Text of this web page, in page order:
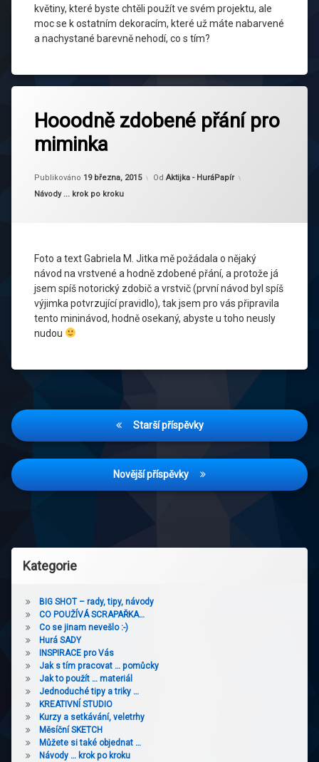
květiny, které byste chtěli použít ve svém projektu, ale
moc se k ostatním dekoracím, které už máte nabarvené
a nachystané barevně nehodí, co s tím?
Hooodně zdobené přání pro
miminka
Publikováno 19 března, 2015
Aktualizováno 19 března, 2015
Od Aktijka - HuráPapír
Kategorie:
Návody ... krok po kroku
Foto a text Gabriela M. Jitka mě požádala o nějaký
návod na vrstvené a hodně zdobené přání, a protože já
jsem spíš notorický zdobič a vrstvič (první návod byl spíš
výjimka potvrzující pravidlo), tak jsem pro vás připravila
tento mininávod, hodně osekaný, abyste u toho neusly
nudou
Navigace
pro
příspěvky
Starší příspěvky
Novější příspěvky
Kategorie
BIG SHOT – rady, tipy, návody
CO POUŽÍVÁ SCRAPAŘKA…
Co se jinam nevešlo :-)
Hurá SADY
INSPIRACE pro Vás
Jak s tím pracovat … pomůcky
Jak to použít … materiál
Jednoduché tipy a triky …
KREATIVNÍ STUDIO
Kurzy a setkávání, veletrhy
Měsíční SKETCH
Můžete si také objednat …
Návody … krok po kroku